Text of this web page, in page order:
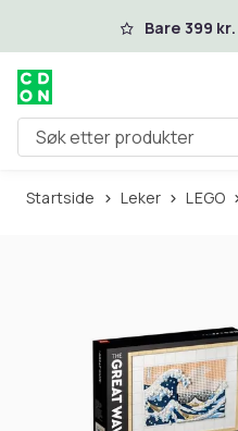
Hopp til hovedinnhold
Bare 399
Søk etter produkter
Startside Leker LEGO